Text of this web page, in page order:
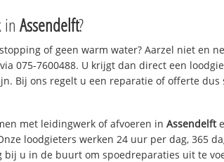
in Assendelft?
of geen warm water? Aarzel niet en
075-7600488. U krijgt dan direct een
Bij ons regelt u een reparatie of offerte dus
met leidingwerk of afvoeren in Assendelft
loodgieters werken 24 uur per dag, 365
bij u in de buurt om spoedreparaties uit te